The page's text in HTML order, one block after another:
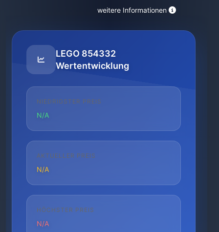
weitere Informationen
LEGO 854332
Wertentwicklung
NIEDRIGSTER PREIS
N/A
AKTUELLER PREIS
N/A
HÖCHSTER PREIS
N/A